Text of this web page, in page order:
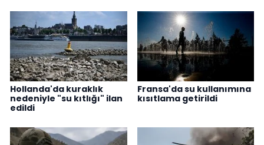
Hollanda'da kuraklık
nedeniyle "su kıtlığı" ilan
edildi
Fransa'da su kullanımına
kısıtlama getirildi